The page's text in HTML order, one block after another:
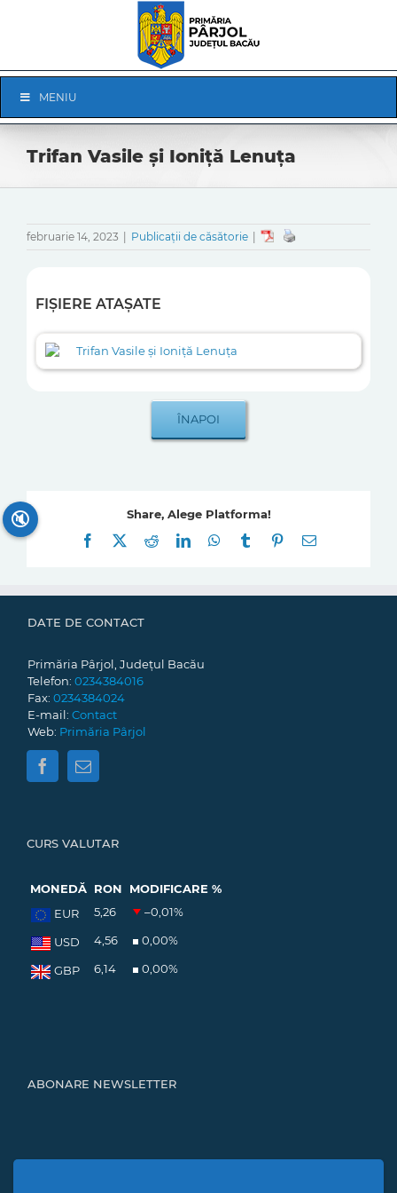
Navigation
MENIU
Trifan Vasile și Ioniță Lenuța
februarie 14, 2023 Publicații de căsătorie
FIȘIERE ATAȘATE
Trifan Vasile și Ioniță Lenuța
Share, Alege Platforma!
Facebook
RedditLinkedInWhatsApp
Tumblr Pinterest
E-
DATE DE CONTACT
Primăria Pârjol, Județul Bacău
Telefon: 0234384016
Fax: 0234384024
E-mail: Contact
Web: Primăria Pârjol
CURS VALUTAR
MONEDĂ RON
MODIFICARE %
EUR
5,26 –0,01%
USD 4,56 0,00%
GBP 6,14 0,00%
ABONARE NEWSLETTER
🔇